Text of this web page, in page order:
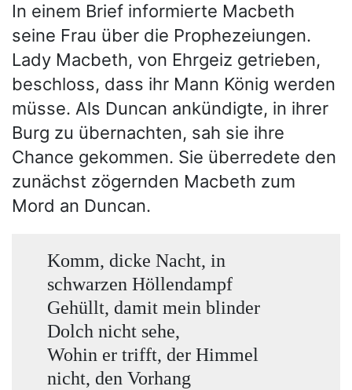
In einem Brief informierte Macbeth
seine Frau über die Prophezeiungen.
Lady Macbeth, von Ehrgeiz getrieben,
beschloss, dass ihr Mann König werden
müsse. Als Duncan ankündigte, in ihrer
Burg zu übernachten, sah sie ihre
Chance gekommen. Sie überredete den
zunächst zögernden Macbeth zum
Mord an Duncan.
Komm, dicke Nacht, in
schwarzen Höllendampf
Gehüllt, damit mein blinder
Dolch nicht sehe,
Wohin er trifft, der Himmel
nicht, den Vorhang